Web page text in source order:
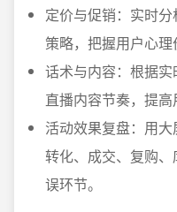
定价与促销：实时
策略，把握用户心理
话术与内容：根据实
直播内容节奏，提高
活动效果复盘：用大
转化、成交、复购
误环节。